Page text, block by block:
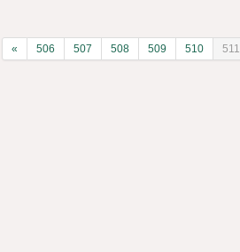
« 506 507 508 509 510 511